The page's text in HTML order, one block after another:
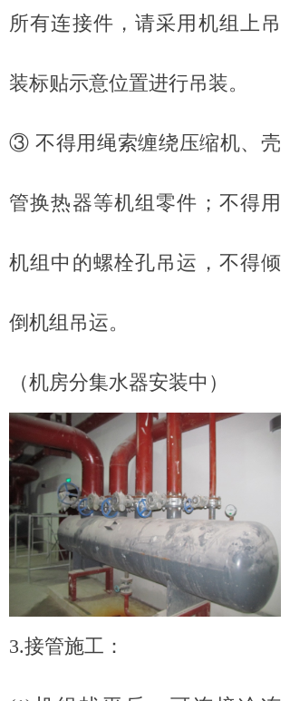
所有连接件，请采用机组上吊
装标贴示意位置进行吊装。
③ 不得用绳索缠绕压缩机、壳
管换热器等机组零件；不得用
机组中的螺栓孔吊运，不得倾
倒机组吊运。
（机房分集水器安装中）
3.接管施工：